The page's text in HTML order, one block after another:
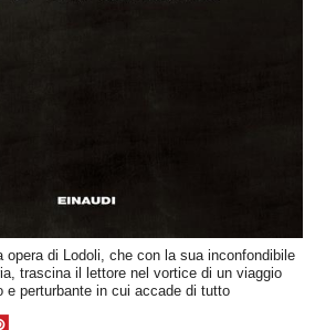
opera di Lodoli, che con la sua inconfondibile
trascina il lettore nel vortice di un viaggio
e perturbante in cui accade di tutto